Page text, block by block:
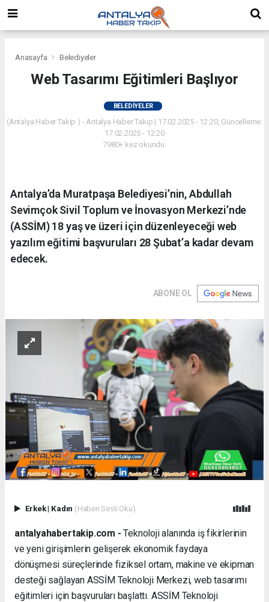
Anasayfa Belediyeler
Web Tasarımı Eğitimleri Başlıyor
BELEDIYELER
(Antalya Haber Takip ) - Antalya Haber Takip | 17.02.2025 - 12:20, Güncelleme:
17.02.2025 - 12:20
7980+ kez okundu.
Antalya’da Muratpaşa Belediyesi’nin, Abdullah
Sevimçok Sivil Toplum ve İnovasyon Merkezi’nde
(ASSİM) 18 yaş ve üzeri için düzenleyeceği web
yazılım eğitimi başvuruları 28 Şubat’a kadar devam
edecek.
ABONE OL
Erkek| Kadın (Haberi Sesli Oku)
antalyahabertakip.com - Teknoloji alanında iş fikirlerinin
ve yeni girişimlerin gelişerek ekonomik faydaya
dönüşmesi süreçlerinde fiziksel ortam, makine ve ekipman
desteği sağlayan ASSİM Teknoloji Merkezi, web tasarımı
eğitimleri için başvuruları başlattı. ASSİM Teknoloji